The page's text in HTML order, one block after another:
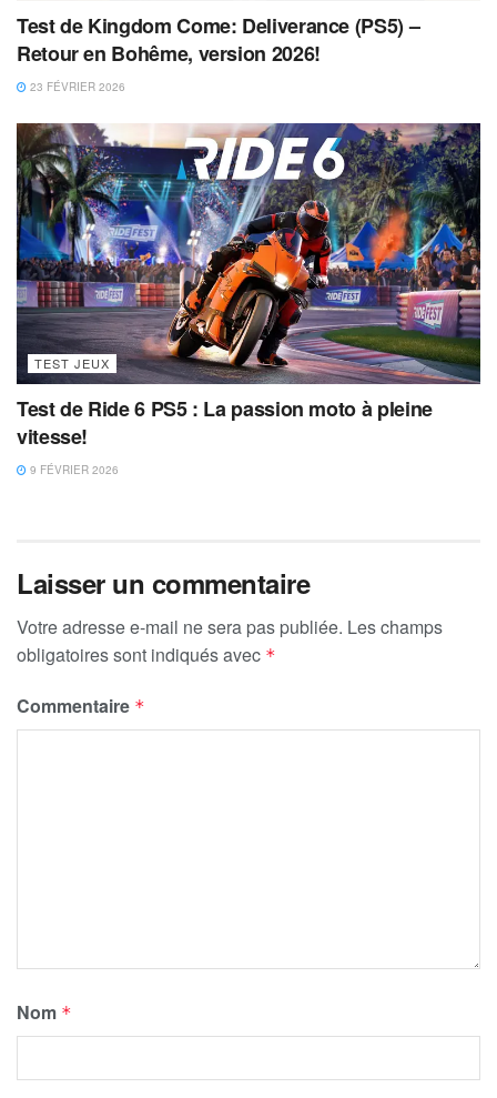
Test de Kingdom Come: Deliverance (PS5) –
Retour en Bohême, version 2026!
23 FÉVRIER 2026
TEST JEUX
Test de Ride 6 PS5 : La passion moto à pleine
vitesse!
9 FÉVRIER 2026
Laisser un commentaire
Votre adresse e-mail ne sera pas publiée. Les champs
obligatoires sont indiqués avec *
Commentaire *
Nom *